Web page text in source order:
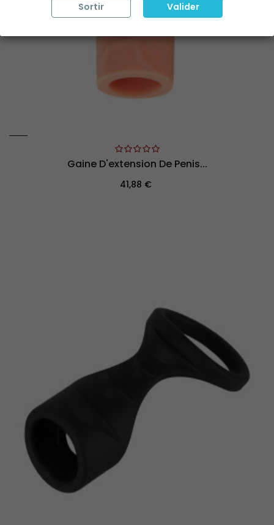
Gaine D'extension De Penis...
Prix
41,88 €
Sortir Valider